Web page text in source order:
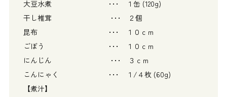
大豆水煮 ･･･ １缶 (120g)
干し椎茸 ･･･ ２個
昆布 ･･･ １０ｃｍ
ごぼう ･･･ １０ｃｍ
にんじん ･･･ ３ｃｍ
こんにゃく ･･･ １/４枚 (60g)
【煮汁】